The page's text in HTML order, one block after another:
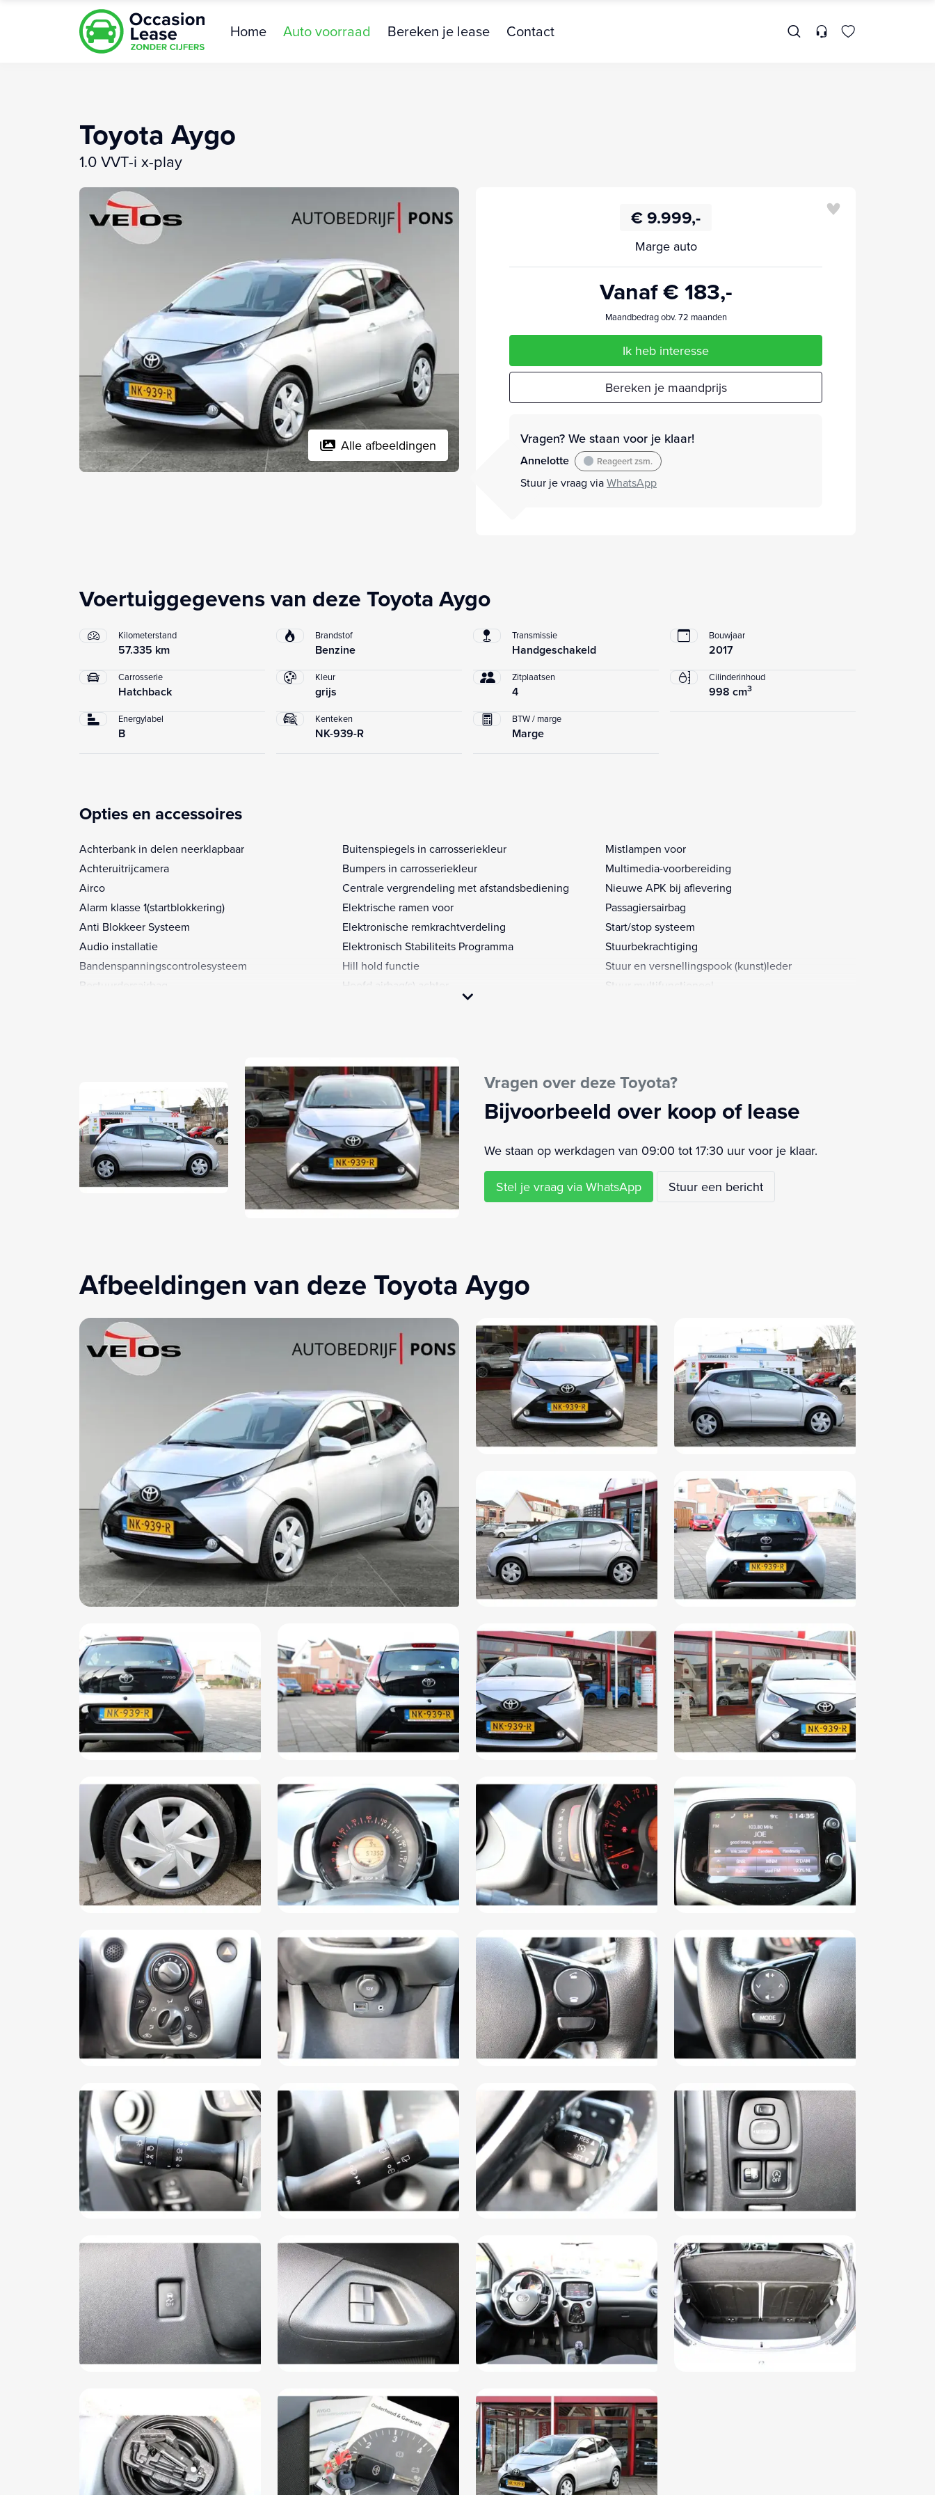
Home Auto voorraad Bereken je lease Contact
Toyota Aygo
1.0 VVT-i x-play
Alle afbeeldingen
€ 9.999,-
Marge auto
Vanaf € 183,-
Maandbedrag obv. 72 maanden
Ik heb interesse
Bereken je maandprijs
Vragen? We staan voor je klaar!
Annelotte Reageert zsm.
Stuur je vraag viaWhatsApp
Voertuiggegevens van deze Toyota Aygo
Kilometerstand
57.335 km
Brandstof
Benzine
Transmissie
Handgeschakeld
Bouwjaar
2017
Carrosserie
Hatchback
Kleur
grijs
Zitplaatsen
4
Cilinderinhoud
998 cm3
Energylabel
B
Kenteken
NK-939-R
BTW / marge
Marge
Opties en accessoires
Achterbank in delen neerklapbaar
Achteruitrijcamera
Airco
Alarm klasse 1(startblokkering)
Anti Blokkeer Systeem
Audio installatie
Bandenspanningscontrolesysteem
Bestuurdersairbag
Buitenspiegels elektrisch verstel- en verwarmbaar
Buitenspiegels in carrosseriekleur
Bumpers in carrosseriekleur
Centrale vergrendeling met afstandsbediening
Elektrische ramen voor
Elektronische remkrachtverdeling
Elektronisch Stabiliteits Programma
Hill hold functie
Hoofd airbag(s) achter
Metaalkleur
Mistlampen voor
Multimedia-voorbereiding
Nieuwe APK bij aflevering
Passagiersairbag
Start/stop systeem
Stuurbekrachtiging
Stuur en versnellingspook (kunst)leder
Stuur multifunctioneel
Vragen over deze Toyota?
Bijvoorbeeld over koop of lease
We staan op werkdagen van 09:00 tot 17:30 uur voor je klaar.
Stel je vraag via WhatsApp Stuur een bericht
Afbeeldingen van deze Toyota Aygo